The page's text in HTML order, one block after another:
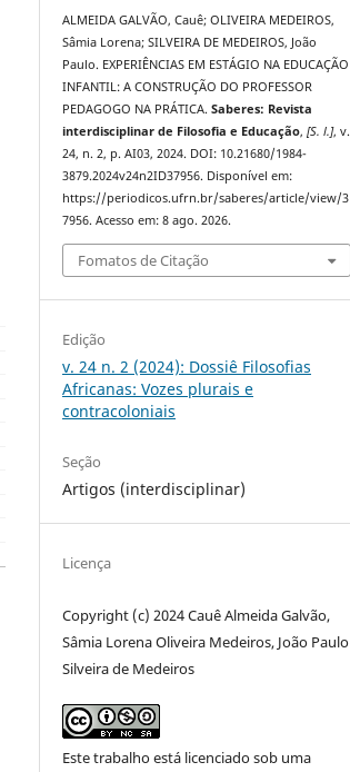
ALMEIDA GALVÃO, Cauê; OLIVEIRA MEDEIROS,
Sâmia Lorena; SILVEIRA DE MEDEIROS, João
Paulo. EXPERIÊNCIAS EM ESTÁGIO NA EDUCAÇÃO
INFANTIL: A CONSTRUÇÃO DO PROFESSOR
PEDAGOGO NA PRÁTICA.Saberes: Revista
interdisciplinar de Filosofia e Educação,[S. l.], v.
24, n. 2, p. AI03, 2024. DOI: 10.21680/1984-
3879.2024v24n2ID37956. Disponível em:
https://periodicos.ufrn.br/saberes/article/view/3
7956. Acesso em: 8 ago. 2026.
Fomatos de Citação
Edição
v. 24 n. 2 (2024): Dossiê Filosofias
Africanas: Vozes plurais e
contracoloniais
Seção
Artigos (interdisciplinar)
Licença
Copyright (c) 2024 Cauê Almeida Galvão,
Sâmia Lorena Oliveira Medeiros, João Paulo
Silveira de Medeiros
Este trabalho está licenciado sob uma